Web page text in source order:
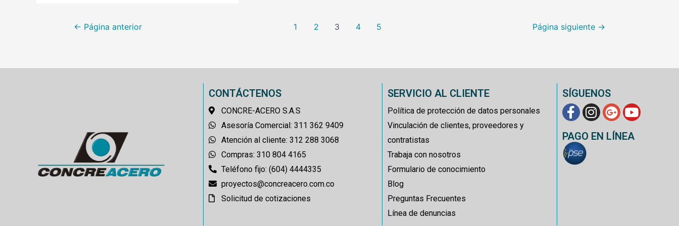
← Página anterior 1 2 3 4 5 Página siguiente →
CONTÁCTENOS
CONCRE-ACERO S.A.S
Asesoría Comercial: 311 362 9409
Atención al cliente: 312 288 3068
Compras: 310 804 4165
Teléfono fijo: (604) 4444335
proyectos@concreacero.com.co
Solicitud de cotizaciones
SERVICIO AL CLIENTE
Política de protección de datos personales
Vinculación de clientes, proveedores y
contratistas
Trabaja con nosotros
Formulario de conocimiento
Blog
Preguntas Frecuentes
Línea de denuncias
SÍGUENOS
PAGO EN LÍNEA